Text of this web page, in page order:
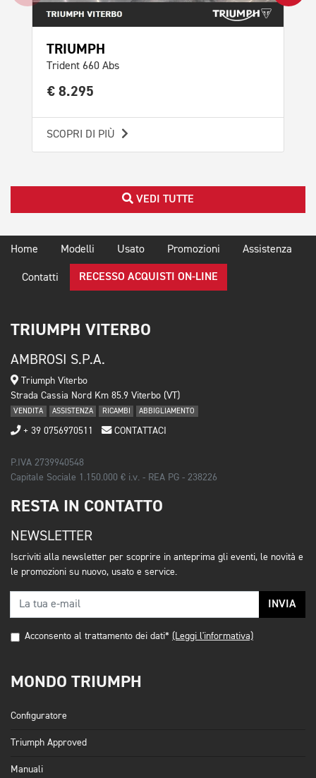
TRIUMPH
Trident 660 Abs
€ 8.295
SCOPRI DI PIÙ
VEDI TUTTE
Home Modelli Usato Promozioni Assistenza
Contatti RECESSO ACQUISTI ON-LINE
TRIUMPH VITERBO
AMBROSI S.P.A.
Triumph Viterbo
Strada Cassia Nord Km 85.9 Viterbo (VT)
VENDITA ASSISTENZA RICAMBI ABBIGLIAMENTO
+ 39 0756970511 CONTATTACI
P.IVA 2739940548
Capitale Sociale 1.150.000 € i.v. - REA PG - 238226
RESTA IN CONTATTO
NEWSLETTER
Iscriviti alla newsletter per scoprire in anteprima gli eventi, le novità e
le promozioni su nuovo, usato e service.
INVIA
Acconsento al trattamento dei dati* (Leggi l'informativa)
MONDO TRIUMPH
Configuratore
Triumph Approved
Manuali